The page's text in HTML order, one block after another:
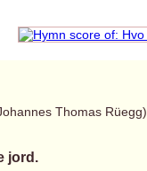
Thomas Rüegg)
jord.